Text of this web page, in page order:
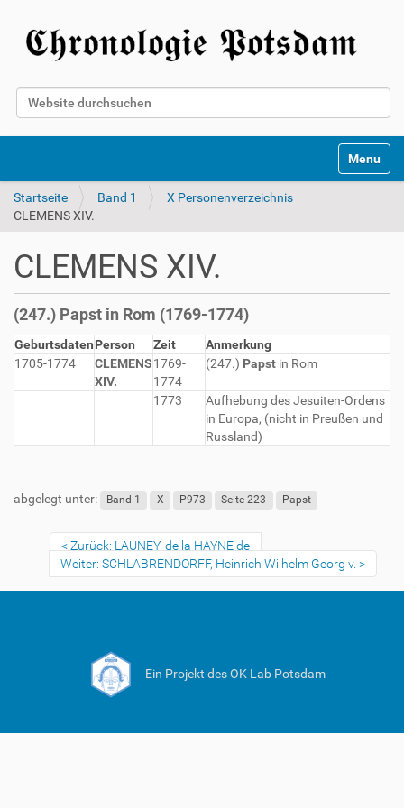
Website durchsuchen
Toggle
Startseite Band 1
X Personenverzeichnis
CLEMENS XIV.
CLEMENS XIV.
(247.) Papst in Rom (1769-1774)
GeburtsdatenPerson Zeit
Anmerkung
1705-1774
CLEMENS
XIV.
1769-
1774
(247.) Papst in Rom
1773
Aufhebung des Jesuiten-Ordens
in Europa, (nicht in Preußen und
Russland)
abgelegt unter: Band 1 X P973 Seite 223 Papst
Zurück: LAUNEY, de la HAYNE de
Weiter: SCHLABRENDORFF, Heinrich Wilhelm Georg v.
Ein Projekt des OK Lab Potsdam